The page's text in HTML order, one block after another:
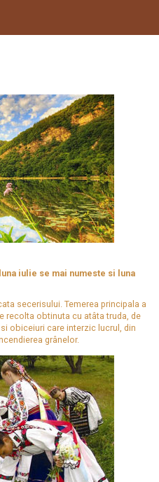
iulie se mai numeste si luna
secerisului. Temerea principala a
recolta obtinuta cu atâta truda, de
obiceiuri care interzic lucrul, din
grânelor.